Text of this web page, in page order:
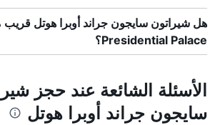
هل شيراتون سايجون جراند أوبرا هوتل
Presidential Palace؟
الأسئلة الشائعة عند حجز
سايجون جراند أوبرا هوتل